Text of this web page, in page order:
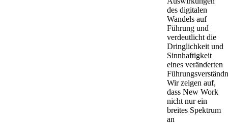
des digitalen
Wandels auf
Führung und
verdeutlicht die
Dringlichkeit und
Sinnhaftigkeit
eines veränderten
Wir zeigen auf,
dass New Work
nicht nur ein
breites Spektrum
an